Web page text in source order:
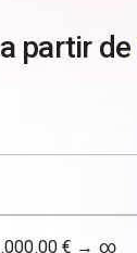
partir de